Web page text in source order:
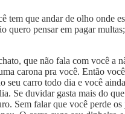
tem que andar de olho onde
quero pensar em pagar
que não fala com você a
carona pra você. Então
seu carro todo dia e você
Se duvidar gasta mais do
Sem falar que você perde